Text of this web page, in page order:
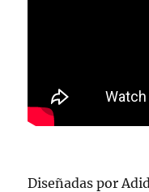
Diseñadas por